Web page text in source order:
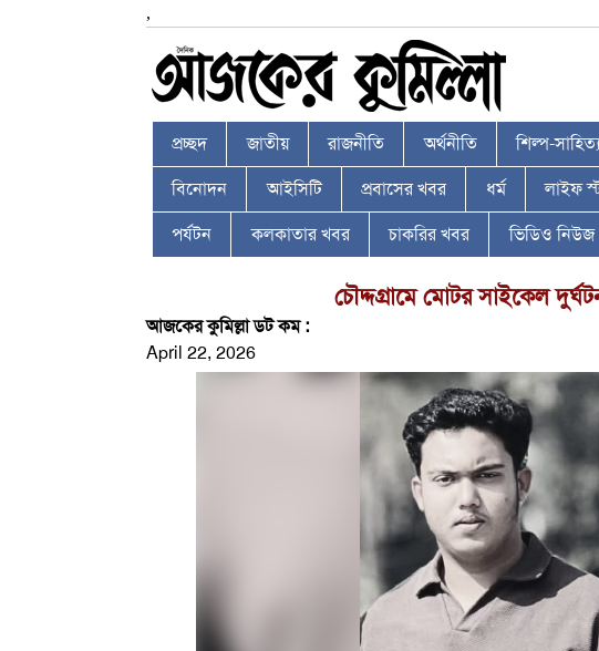
,
প্রচ্ছদ জাতীয় রাজনীতি অর্থনীতি শিল্প-
বিনোদন আইসিটি প্রবাসের খবর ধর্ম লাইফ
পর্যটন কলকাতার খবর চাকরির খবর ভিডিও নিউজ
চৌদ্দগ্রামে মোটর সাইকেল
আজকের কুমিল্লা ডট কম :
April 22, 2026